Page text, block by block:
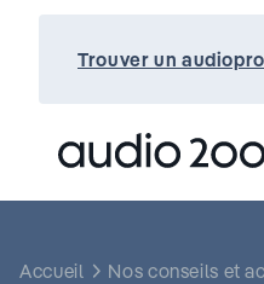
Trouver un
Accueil Nos conseils et